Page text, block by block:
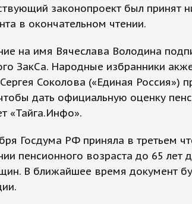
законопроект был принят
в окончательном чтении.
на имя Вячеслава Володина
ЗакСа. Народные избранники
Соколова («Единая Россия»)
дать официальную оценку
«Тайга.Инфо».
Госдума РФ приняла в третьем
пенсионного возраста до 65 лет
В ближайшее время документ